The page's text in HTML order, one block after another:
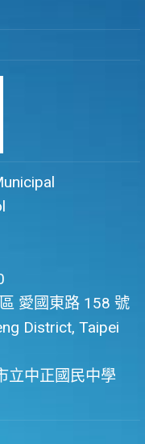
愛國東路 158 號
District, Taipei
立中正國民中學